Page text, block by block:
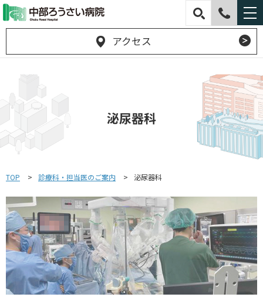
アクセス
泌尿器科
TOP 診療科・担当医のご案内 泌尿器科